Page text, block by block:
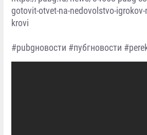
gotovit-otvet-na-nedovolstvo-
krovi
#pubgновости #пубгновости